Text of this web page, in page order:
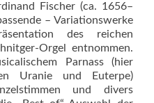
Fischer (ca. 1656–
– Variationswerke
des reichen
Orgel entnommen.
Parnass (hier
Uranie und Euterpe)
und divers